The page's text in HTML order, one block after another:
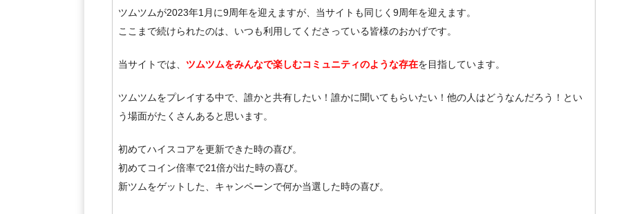
ツムツムが2023年1月に9周年を迎えますが、当サイトも同じく9周年を迎えます。
ここまで続けられたのは、いつも利用してくださっている皆様のおかげです。
当サイトでは、 ツムツムをみんなで楽しむコミュニティのような存在を目指しています。
ツムツムをプレイする中で、誰かと共有したい！誰かに聞いてもらいたい！他の人はどうなんだろう！とい
う場面がたくさんあると思います。
初めてハイスコアを更新できた時の喜び。
初めてコイン倍率で21倍が出た時の喜び。
新ツムをゲットした、キャンペーンで何か当選した時の喜び。